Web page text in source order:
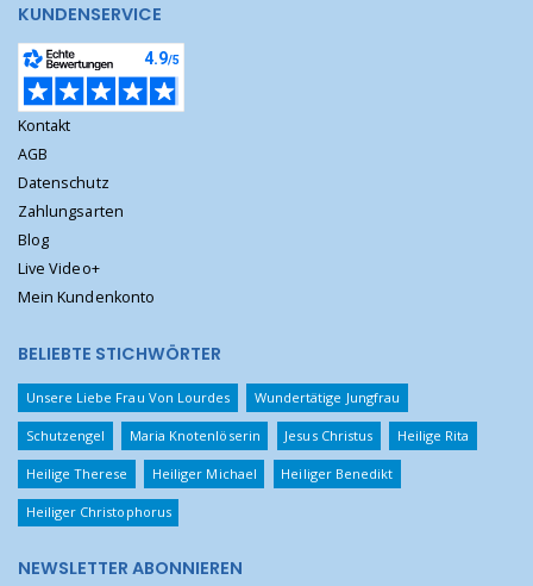
KUNDENSERVICE
Kontakt
AGB
Datenschutz
Zahlungsarten
Blog
Live Video+
Mein Kundenkonto
BELIEBTE STICHWÖRTER
Unsere Liebe Frau Von Lourdes Wundertätige Jungfrau
Schutzengel Maria Knotenlöserin Jesus Christus Heilige Rita
Heilige Therese Heiliger Michael Heiliger Benedikt
Heiliger Christophorus
NEWSLETTER ABONNIEREN